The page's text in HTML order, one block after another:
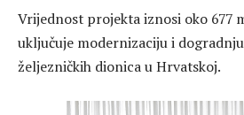
Vrijednost projekta iznosi oko 677
uključuje modernizaciju i
željezničkih dionica u Hrvatskoj.